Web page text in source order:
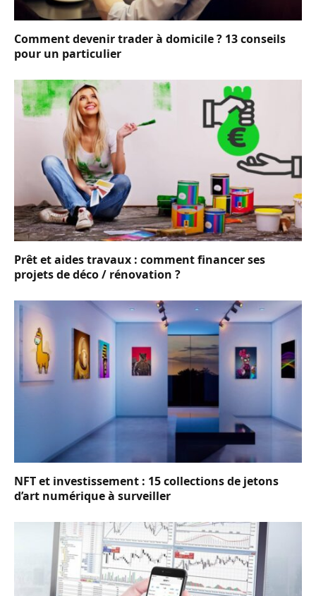
Comment devenir trader à domicile ? 13 conseils
pour un particulier
Prêt et aides travaux : comment financer ses
projets de déco / rénovation ?
NFT et investissement : 15 collections de jetons
d’art numérique à surveiller